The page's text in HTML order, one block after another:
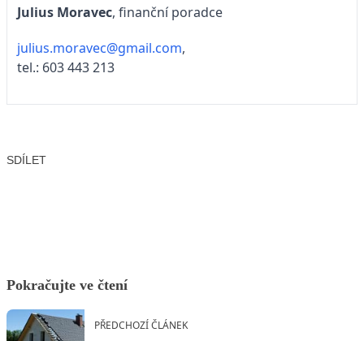
Julius Moravec, finanční poradce
julius.moravec@gmail.com,
tel.: 603 443 213
SDÍLET
Pokračujte ve čtení
PŘEDCHOZÍ ČLÁNEK